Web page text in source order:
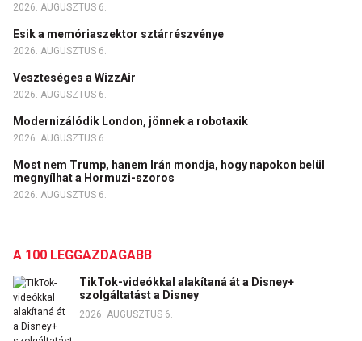
2026. AUGUSZTUS 6.
Esik a memóriaszektor sztárrészvénye
2026. AUGUSZTUS 6.
Veszteséges a WizzAir
2026. AUGUSZTUS 6.
Modernizálódik London, jönnek a robotaxik
2026. AUGUSZTUS 6.
Most nem Trump, hanem Irán mondja, hogy napokon belül
megnyílhat a Hormuzi-szoros
2026. AUGUSZTUS 6.
A 100 LEGGAZDAGABB
TikTok-videókkal alakítaná át a Disney+
szolgáltatást a Disney
2026. AUGUSZTUS 6.